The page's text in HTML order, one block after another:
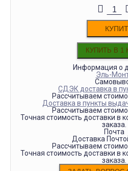
Информация о
Эль-
СДЭК доставка в
Рассчитываем
Доставка в пункты
Рассчитываем
Точная стоимость доставки в
заказа.
Почта
Доставка
Рассчитываем
Точная стоимость доставки в
заказа.